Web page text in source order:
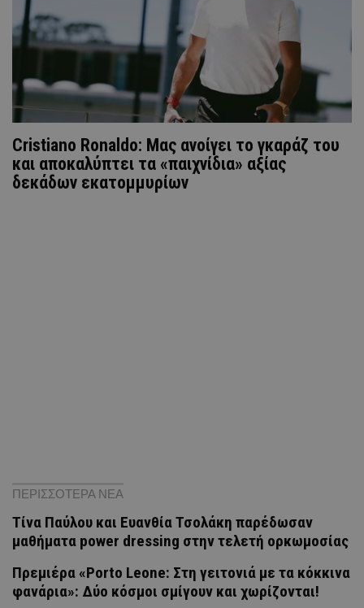
Cristiano Ronaldo: Μας ανοίγει το γκαράζ του
και αποκαλύπτει τα «παιχνίδια» αξίας
δεκάδων εκατομμυρίων
ΠΕΡΙΣΣΟΤΕΡΑ ΝΕΑ
Tίνα Παύλου και Ευανθία Τσολάκη παρέδωσαν
μαθήματα power dressing στην τελετή ορκωμοσίας
Πρεμιέρα «Porto Leone: Στη γειτονιά με τα κόκκινα
φανάρια»: Δύο κόσμοι σμίγουν και χωρίζονται!